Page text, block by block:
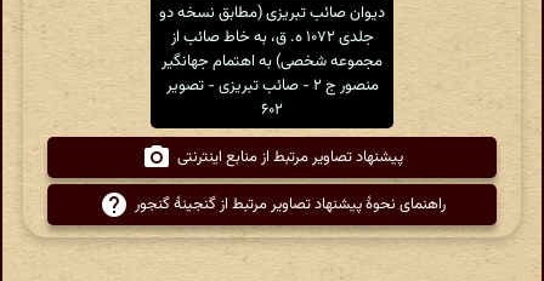
دیوان صائب تبریزی (مطابق نسخه دو
جلدی ۱۰۷۲ ه. ق، به خاط صائب از
مجموعه شخصی) به اهتمام جهانگیر
منصور ج ۲ - صائب تبریزی - تصویر
۶۰۲
پیشنهاد تصاویر مرتبط از منابع اینترنتی
راهنمای نحوهٔ پیشنهاد تصاویر مرتبط از گنجینهٔ گنجور